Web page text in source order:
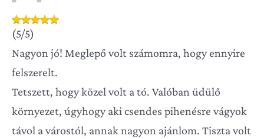
(5/5)
Nagyon jó! Meglepő volt számomra, hogy ennyire
felszerelt.
Tetszett, hogy közel volt a tó. Valóban üdülő
környezet, úgyhogy aki csendes pihenésre vágyok
távol a várostól, annak nagyon ajánlom. Tiszta volt